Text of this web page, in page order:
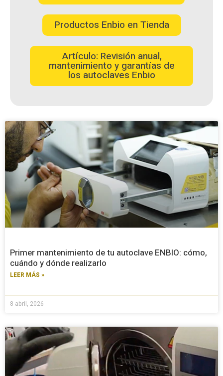
Productos Enbio en Tienda
Artículo: Revisión anual,
mantenimiento y garantías de
los autoclaves Enbio
Primer mantenimiento de tu autoclave ENBIO: cómo,
cuándo y dónde realizarlo
LEER MÁS »
8 abril, 2026